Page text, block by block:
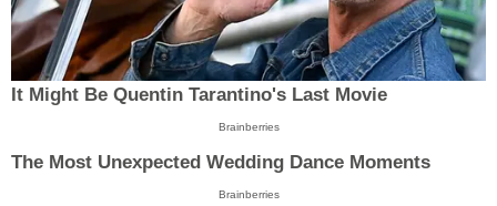
It Might Be Quentin Tarantino's Last Movie
Brainberries
The Most Unexpected Wedding Dance Moments
Brainberries